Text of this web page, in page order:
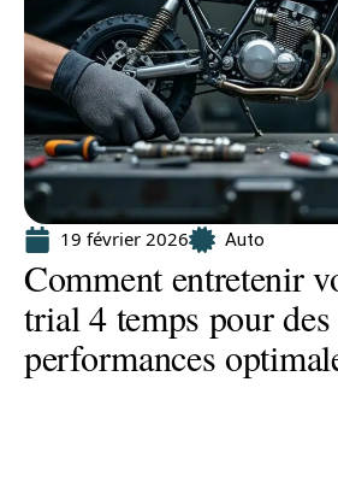
19 février 2026 Auto
Comment entretenir
trial 4 temps pour des
performances